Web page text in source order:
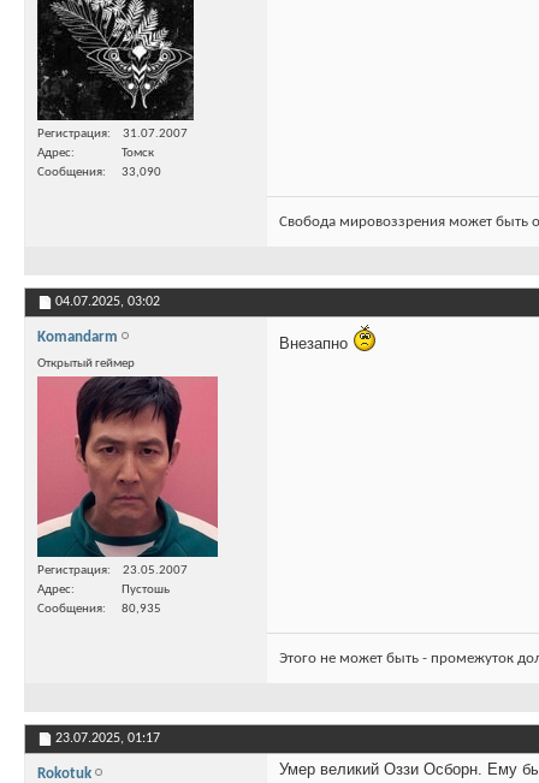
Регистрация
31.07.2007
Адрес
Томск
Сообщения
33,090
Свобода мировоззрения может быть
04.07.2025, 03:02
Komandarm
Открытый геймер
Регистрация
23.05.2007
Адрес
Пустошь
Сообщения
80,935
Внезапно
Этого не может быть - промежуток
23.07.2025, 01:17
Rokotuk Умер великий Оззи Осборн. Ему